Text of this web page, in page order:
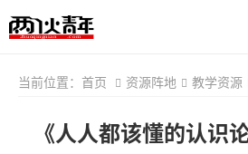
当前位置： 首页 资源阵地 教学资源
《人人都该懂的认识